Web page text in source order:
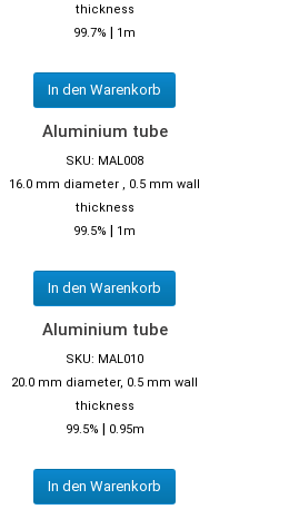
thickness
99.7% | 1m
In den Warenkorb
Aluminium tube
SKU: MAL008
16.0 mm diameter , 0.5 mm wall
thickness
99.5% | 1m
In den Warenkorb
Aluminium tube
SKU: MAL010
20.0 mm diameter, 0.5 mm wall
thickness
99.5% | 0.95m
In den Warenkorb